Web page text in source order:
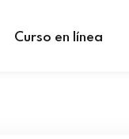
Curso en línea